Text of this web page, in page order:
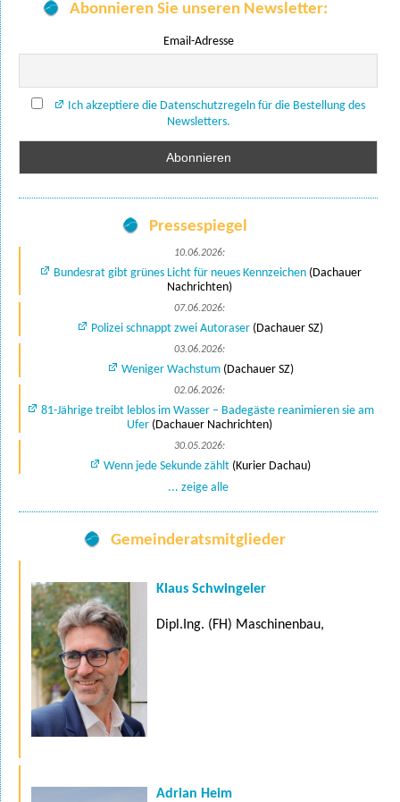
Abonnieren Sie unseren Newsletter:
Email-Adresse
Ich akzeptiere die Datenschutzregeln für die Bestellung des
Newsletters.
Pressespiegel
10.06.2026:
Bundesrat gibt grünes Licht für neues Kennzeichen(Dachauer
Nachrichten)
07.06.2026:
Polizei schnappt zwei Autoraser (Dachauer SZ)
03.06.2026:
Weniger Wachstum(Dachauer SZ)
02.06.2026:
81-Jährige treibt leblos im Wasser – Badegäste reanimieren sie am
Ufer(Dachauer Nachrichten)
30.05.2026:
Wenn jede Sekunde zählt (Kurier Dachau)
... zeige alle
Gemeinderatsmitglieder
Klaus Schwingeler
Dipl.Ing. (FH) Maschinenbau,
Adrian Heim